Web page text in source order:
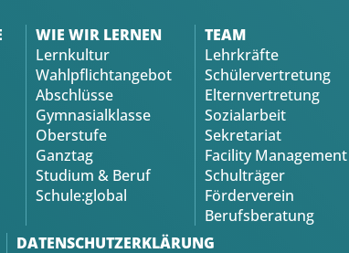
WIE WIR LERNEN
Lernkultur
Wahlpflichtangebot
Abschlüsse
Gymnasialklasse
Oberstufe
Ganztag
Studium & Beruf
Schule:global
TEAM
Lehrkräfte
Schülervertretung
Elternvertretung
Sozialarbeit
Sekretariat
Facility Management
Schulträger
Förderverein
Berufsberatung
DATENSCHUTZERKLÄRUNG